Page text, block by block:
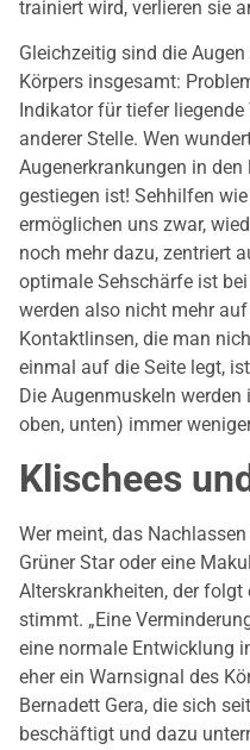
trainiert wird, verlieren sie
Gleichzeitig sind die
Körpers insgesamt:
Indikator für tiefer liegende
anderer Stelle. Wen
Augenerkrankungen in
gestiegen ist! Sehhilfen
ermöglichen uns zwar,
noch mehr dazu, zentriert
optimale Sehschärfe ist
werden also nicht mehr
Kontaktlinsen, die man
einmal auf die Seite legt,
Die Augenmuskeln werden
oben, unten) immer
Klischees
Wer meint, das
Grüner Star oder eine
Alterskrankheiten, der
stimmt. „Eine
eine normale Entwicklung
eher ein Warnsignal des
Bernadett Gera, die sich
beschäftigt und dazu